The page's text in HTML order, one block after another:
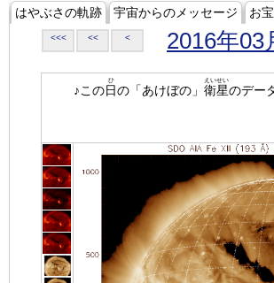
はやぶさの軌跡 宇宙からのメッセージ お
<<< << < 2016年03
♪この日
ひ
の「あけぼの」 衛星
えいせい
のデー